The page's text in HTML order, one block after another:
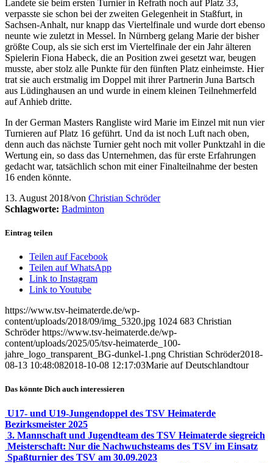
Landete sie beim ersten Turnier in Refrath noch auf Platz 33,
verpasste sie schon bei der zweiten Gelegenheit in Staßfurt, in
Sachsen-Anhalt, nur knapp das Viertelfinale und wurde dort ebenso
neunte wie zuletzt in Messel. In Nürnberg gelang Marie der bisher
größte Coup, als sie sich erst im Viertelfinale der ein Jahr älteren
Spielerin Fiona Habeck, die an Position zwei gesetzt war, beugen
musste, aber stolz alle Punkte für den fünften Platz einheimste. Hier
trat sie auch erstmalig im Doppel mit ihrer Partnerin Juna Bartsch
aus Lüdinghausen an und wurde in einem kleinen Teilnehmerfeld
auf Anhieb dritte.
In der German Masters Rangliste wird Marie im Einzel mit nun vier
Turnieren auf Platz 16 geführt. Und da ist noch Luft nach oben,
denn auch das nächste Turnier geht noch mit voller Punktzahl in die
Wertung ein, so dass das Unternehmen, das für erste Erfahrungen
gedacht war, tatsächlich schon mit einer Finalteilnahme der besten
16 enden könnte.
13. August 2018/von Christian Schröder
Schlagworte: Badminton
Eintrag teilen
Teilen auf Facebook
Teilen auf WhatsApp
Link to Instagram
Link to Youtube
https://www.tsv-heimaterde.de/wp-
content/uploads/2018/09/img_5320.jpg 1024 683 Christian
Schröder https://www.tsv-heimaterde.de/wp-
content/uploads/2025/05/tsv-heimaterde_100-
jahre_logo_transparent_BG-dunkel-1.png Christian Schröder2018-
08-13 10:48:082018-10-08 12:17:03Marie auf Deutschlandtour
Das könnte Dich auch interessieren
U17- und U19-Jungendoppel des TSV Heimaterde
Bezirksmeister 2025
3. Mannschaft und Jugendteam des TSV Heimaterde siegreich
Meisterschaft: Nur die Nachwuchsteams des TSV im Einsatz
Spaßturnier des TSV am 30.09.2023